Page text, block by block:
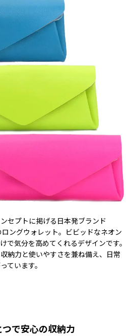
セプトに掲げる日本発ブランド
ングウォレット。ビビッドなネオン
で気分を高めてくれるデザインです。
納力と使いやすさを兼ね備え、日常
ています。
つで安心の収納力